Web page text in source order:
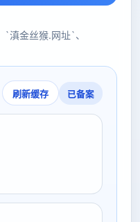
金丝猴.网址`、
刷新缓存 已备案